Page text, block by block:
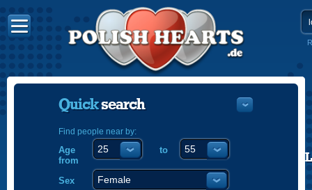
Quicksearch
Find people near by:
Age
from
to
Sex